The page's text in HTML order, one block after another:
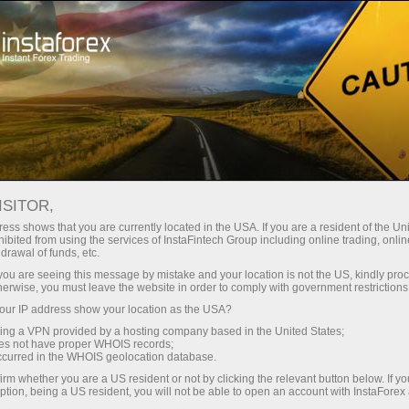
Трейдерів Торгові умови
Торгові інструменти
EURNZD
EURNZD
1.96146 (%) 07 Aug 2026 20:59
Купити
1.96146
1.96026
shows that you are currently located in the USA. If you are a resident of the
from using the services of InstaFintech Group including online trading,
of funds, etc.
are seeing this message by mistake and your location is not the US, kindly
you must leave the website in order to comply with government
IP address show your location as the USA?
a VPN provided by a hosting company based in the United States;
not have proper WHOIS records;
in the WHOIS geolocation database.
whether you are a US resident or not by clicking the relevant button below. If
being a US resident, you will not be able to open an account with InstaForex